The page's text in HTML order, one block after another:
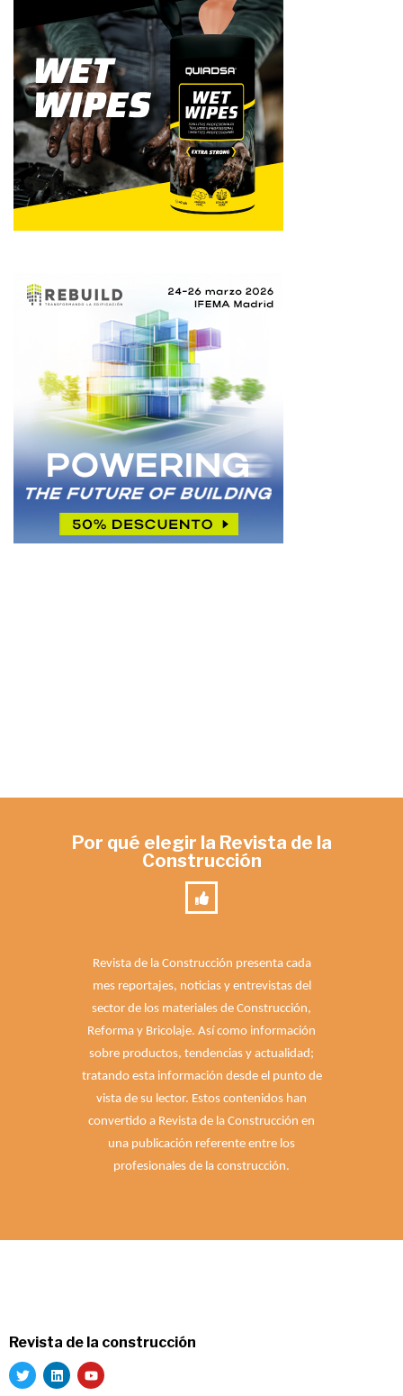
Por qué elegir la Revista de la
Construcción
Revista de la Construcción presenta cada
mes reportajes, noticias y entrevistas del
sector de los materiales de Construcción,
Reforma y Bricolaje. Así como información
sobre productos, tendencias y actualidad;
tratando esta información desde el punto de
vista de su lector. Estos contenidos han
convertido a Revista de la Construcción en
una publicación referente entre los
profesionales de la construcción.
Revista de la construcción